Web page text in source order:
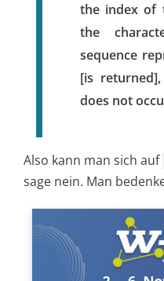
the index of
the
sequence
[is
does not
Also kann man sich auf
sage nein. Man